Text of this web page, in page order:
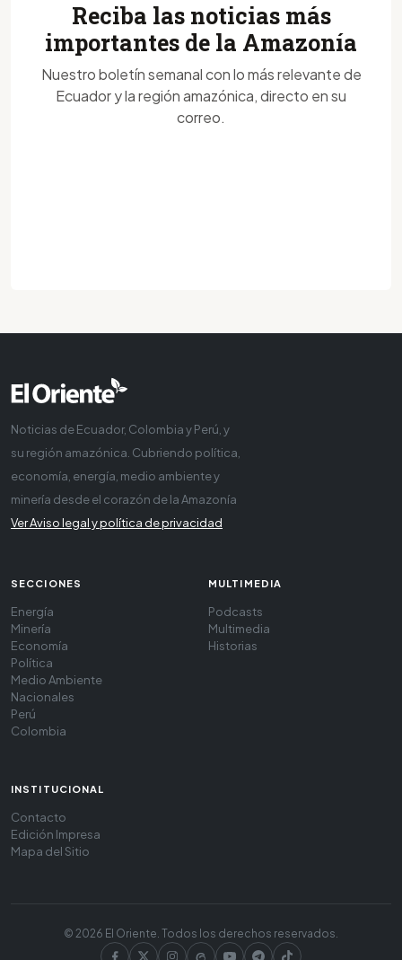
Reciba las noticias más
importantes de la Amazonía
Nuestro boletín semanal con lo más relevante de
Ecuador y la región amazónica, directo en su
correo.
Noticias de Ecuador, Colombia y Perú, y
su región amazónica. Cubriendo política,
economía, energía, medio ambiente y
minería desde el corazón de la Amazonía
Ver Aviso legal y política de privacidad
SECCIONES
Energía
Minería
Economía
Política
Medio Ambiente
Nacionales
Perú
Colombia
MULTIMEDIA
Podcasts
Multimedia
Historias
INSTITUCIONAL
Contacto
Edición Impresa
Mapa del Sitio
© 2026 El Oriente. Todos los derechos reservados.